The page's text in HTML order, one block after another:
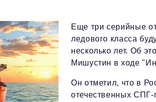
Еще три серийные
ледового класса
несколько лет. Об
Мишустин в ходе
Он отметил, что в
отечественных СПГ-